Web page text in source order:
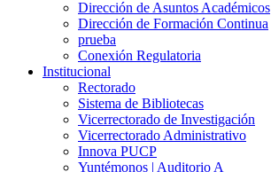
Dirección de Asuntos Académicos
Dirección de Formación Continua
prueba
Conexión Regulatoria
Institucional
Rectorado
Sistema de Bibliotecas
Vicerrectorado de Investigación
Vicerrectorado Administrativo
Innova PUCP
Yuntémonos | Auditorio A